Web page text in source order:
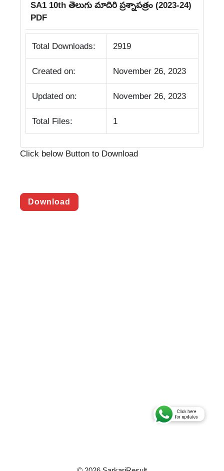
SA1 10th తెలుగు మాదిరి ప్రశ్నాపత్రం (2023-24)
PDF
Total Downloads: 2919
Created on: November 26, 2023
Updated on: November 26, 2023
Total Files: 1
Click below Button to Download
Download